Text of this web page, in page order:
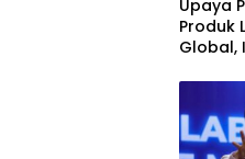
Upaya
Produk
Global,
dan IGT